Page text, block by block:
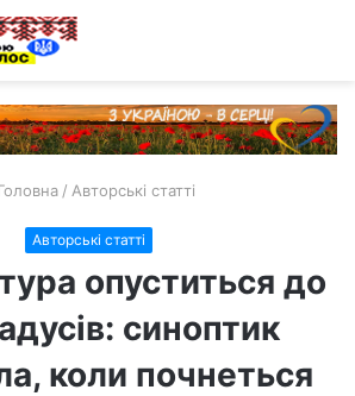
/ Авторські статті
Авторські статті
опуститься до
синоптик
коли почнеться